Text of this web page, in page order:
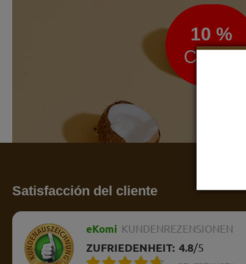
10 %
Cupón
Satisfacción del cliente
eKomi KUNDENREZENSIONEN
ZUFRIEDENHEIT: 4.8/5